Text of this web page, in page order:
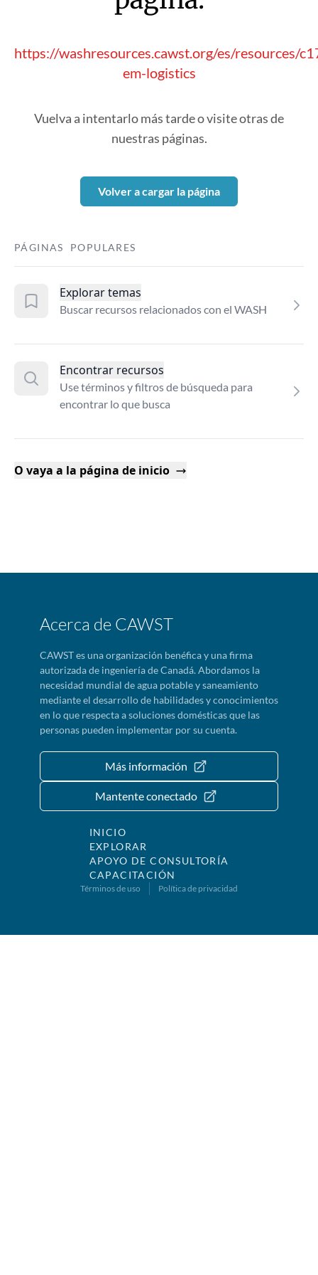
https://washresources.cawst.org/es/resources/
em-logistics
Vuelva a intentarlo más tarde o visite otras de
nuestras páginas.
Volver a cargar la página
PÁGINAS POPULARES
Explorar temas
Buscar recursos relacionados con el WASH
Encontrar recursos
Use términos y filtros de búsqueda para
encontrar lo que busca
O vaya a la página de inicio
Acerca de CAWST
CAWST es una organización benéfica y una firma
autorizada de ingeniería de Canadá. Abordamos la
necesidad mundial de agua potable y saneamiento
mediante el desarrollo de habilidades y conocimientos
en lo que respecta a soluciones domésticas que las
personas pueden implementar por su cuenta.
Más información
Mantente conectado
INICIO
EXPLORAR
APOYO DE CONSULTORÍA
CAPACITACIÓN
Términos de uso Política de privacidad